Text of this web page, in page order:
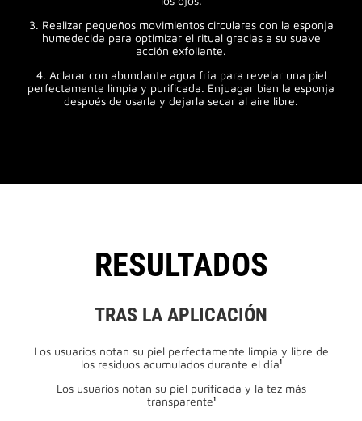
3. Realizar pequeños movimientos circulares con la esponja
humedecida para optimizar el ritual gracias a su suave
acción exfoliante.
4. Aclarar con abundante agua fría para revelar una piel
perfectamente limpia y purificada. Enjuagar bien la esponja
después de usarla y dejarla secar al aire libre.
RESULTADOS
TRAS LA APLICACIÓN
Los usuarios notan su piel perfectamente limpia y libre de
los residuos acumulados durante el día¹
Los usuarios notan su piel purificada y la tez más
transparente¹